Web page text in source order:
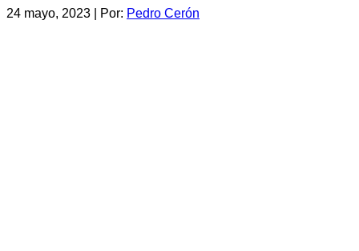
24 mayo, 2023 | Por: Pedro Cerón